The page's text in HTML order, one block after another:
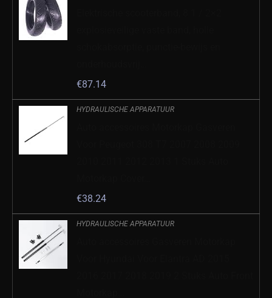
€87.14
HYDRAULISCHE APPARATUUR
€38.24
HYDRAULISCHE APPARATUUR